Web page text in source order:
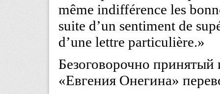
même indifférence les
suite d’un sentiment de
d’une lettre particulière.»
Безоговорочно принятый
«Евгения Онегина»